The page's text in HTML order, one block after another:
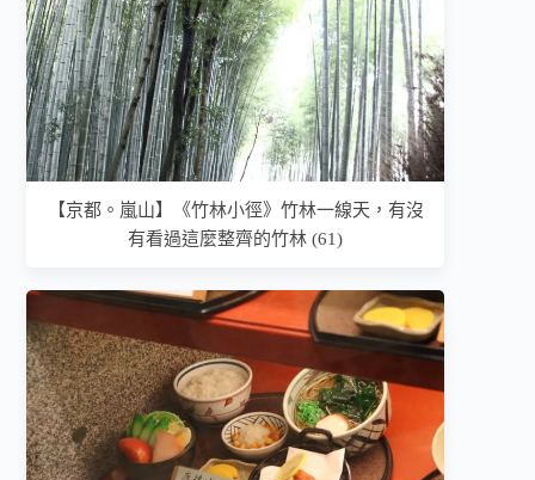
【京都。嵐山】《竹林小徑》竹林一線天，有沒
有看過這麼整齊的竹林 (61)